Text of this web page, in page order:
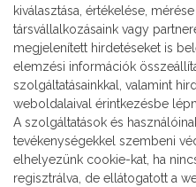
kiválasztása, értékelése,
társvállalkozásaink vagy
megjelenített hirdetéseket is
elemzési információk
szolgáltatásainkkal, valamint
weboldalaival érintkezésbe
A szolgáltatások és
tevékenységekkel szembeni
elhelyezünk cookie-kat, ha
regisztrálva, de ellátogatott a